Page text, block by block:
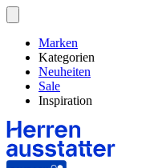
Marken
Kategorien
Neuheiten
Sale
Inspiration